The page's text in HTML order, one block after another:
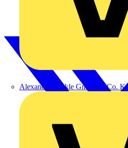
Alexander Bürkle GmbH & Co. KG